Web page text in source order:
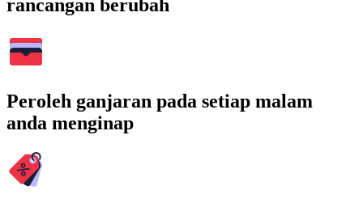
rancangan berubah
Peroleh ganjaran pada setiap malam
anda menginap